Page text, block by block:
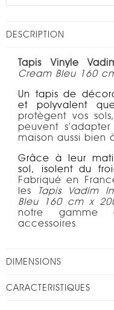
DESCRIPTION
Tapis Vinyle
Cream Bleu 160
Un tapis de
et polyvalent
protègent vos
peuvent
maison aussi bien
Grâce à leur
sol, isolent du
Fabriqué en
les
Tapis Vadim
Bleu 160 cm x
notre gamme
accessoires
DIMENSIONS
CARACTERISTIQUES